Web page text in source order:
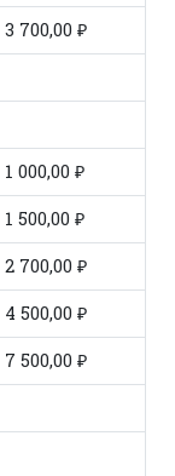
3 700,00 ₽
1 000,00 ₽
1 500,00 ₽
2 700,00 ₽
4 500,00 ₽
7 500,00 ₽